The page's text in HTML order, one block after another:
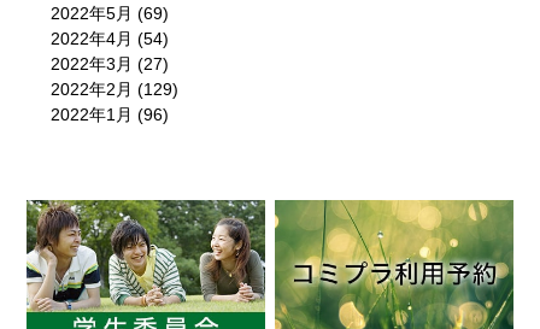
2022年5月 (69)
2022年4月 (54)
2022年3月 (27)
2022年2月 (129)
2022年1月 (96)